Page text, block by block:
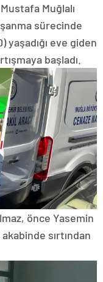
Muğlalı
sürecinde
yaşadığı eve giden
başladı.
önce Yasemin
sırtından